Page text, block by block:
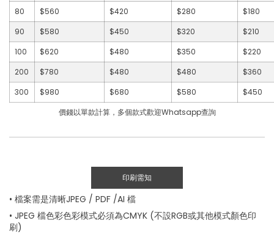
80
$560 $420 $280
$180
90
$580 $450 $320
$210
100
$620 $480 $350
$220
200
$780 $480 $480
$360
300
$980 $680 $580
$450
價錢以單款計算，多個款式歡迎Whatsapp查詢
印刷需知
• 檔案需是清晰JPEG / PDF /AI 檔
• JPEG 檔色彩色彩模式必須為CMYK (不設RGB或其他模式顏色印
刷)